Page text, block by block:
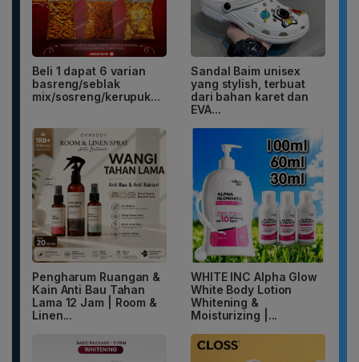
Beli 1 dapat 6 varian
basreng/seblak
mix/sosreng/kerupuk...
Sandal Baim unisex
yang stylish, terbuat
dari bahan karet dan
EVA...
Pengharum Ruangan &
Kain Anti Bau Tahan
Lama 12 Jam | Room &
Linen...
WHITE INC Alpha Glow
White Body Lotion
Whitening &
Moisturizing |...